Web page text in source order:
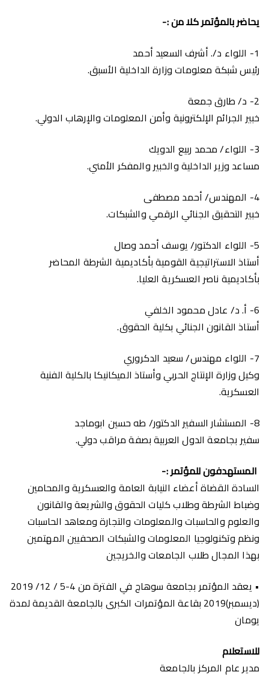
يحاضر بالمؤتمر كلا من :-
1- اللواء د/. أشرف السعيد أحمد
رئيس شبكة معلومات وزارة الداخلية الأسبق.
2- د/ طارق جمعة
خبير الجرائم الإلكترونية وأمن المعلومات والإرهاب الدولي.
3- اللواء/ محمد ربيع الدويك
مساعد وزير الداخلية والخبير والمفكر الأمني.
4- المهندس/ أحمد مصطفى
خبير التحقيق الجنائي الرقمي والشبكات.
5- اللواء الدكتور/ يوسف أحمد وصال
أستاذ الاستراتيجية القومية بأكاديمية الشرطة المحاضر
بأكاديمية ناصر العسكرية العليا.
6- أ. د/ عادل محمود الخلفي
أستاذ القانون الجنائي بكلية الحقوق.
7- اللواء مهندس/ سعيد الدكروري
وكيل وزارة الإنتاج الحربي وأستاذ الميكانيكا بالكلية الفنية
العسكرية.
8- المستشار السفير الدكتور/ طه حسين ابوماجد
سفير بجامعة الدول العربية بصفة مراقب دولي.
المستهدفون للمؤتمر :-
السادة القضاة أعضاء النيابة العامة والعسكرية والمحامين
وضباط الشرطة وطلاب كليات الحقوق والشريعة والقانون
والعلوم والحاسبات والمعلومات والتجارة ومعاهد الحاسبات
ونظم وتكنولوجيا المعلومات والشبكات الصحفيين المهتمين
بهذا المجال طلاب الجامعات والخريجين
• يعقد المؤتمر بجامعة سوهاج في الفترة من 4-5 / 12/ 2019
(ديسمبر)2019 بقاعة المؤتمرات الكبرى بالجامعة القديمة لمدة
يومان
للاستعلام
مدير عام المركز بالجامعة